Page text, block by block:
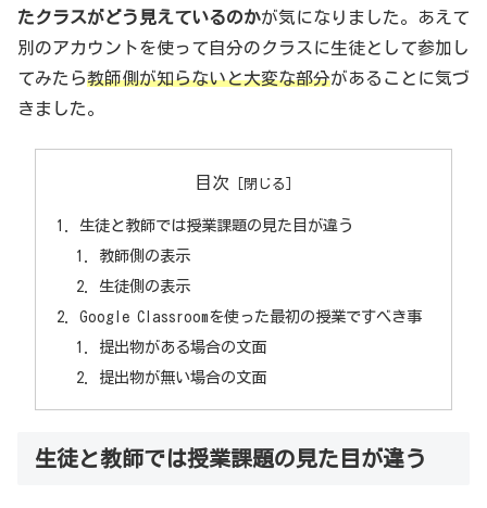
たクラスがどう見えているのかが気になりました。あえて
別のアカウントを使って自分のクラスに生徒として参加し
てみたら教師側が知らないと大変な部分があることに気づ
きました。
目次
生徒と教師では授業課題の見た目が違う
教師側の表示
生徒側の表示
Google Classroomを使った最初の授業ですべき事
提出物がある場合の文面
提出物が無い場合の文面
生徒と教師では授業課題の見た目が違う